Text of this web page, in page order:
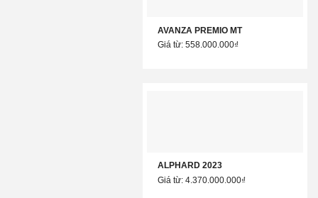
AVANZA PREMIO MT
Giá từ: 558.000.000₫
ALPHARD 2023
Giá từ: 4.370.000.000₫